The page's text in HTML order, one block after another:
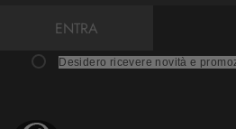
ENTRA
Desidero ricevere novità e